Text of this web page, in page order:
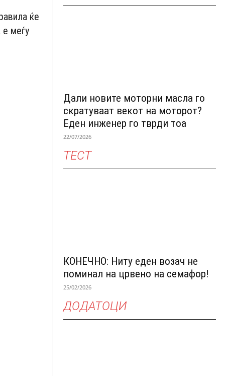
ќе
меѓу
Дали новите моторни масла го
скратуваат векот на моторот?
Еден инженер го тврди тоа
22/07/2026
ТЕСТ
КОНЕЧНО: Ниту еден возач не
поминал на црвено на семафор!
25/02/2026
ДОДАТОЦИ